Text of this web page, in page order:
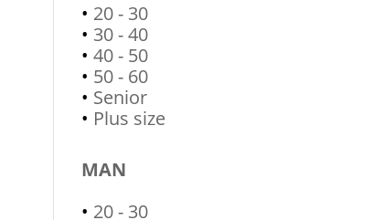
• 20 - 30
• 30 - 40
•40 - 50
• 50 - 60
• Senior
• Plus size
MAN
• 20 - 30